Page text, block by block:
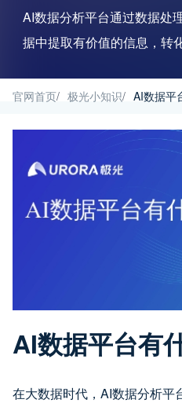
AI数据分析平台通过数据处
据中提取有价值的信息，转
官网首页/ 极光小知识/ AI数据平
AI数据平台有
在大数据时代，AI数据分析平